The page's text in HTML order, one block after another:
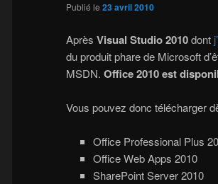
Publié le 23 avril 2010
Après Visual Studio 2010dont
du produit phare de Microsoft
MSDN. Office 2010 est
Vous pouvez donc télécharger
Office Professional Plus
Office Web Apps 2010
SharePoint Server 2010